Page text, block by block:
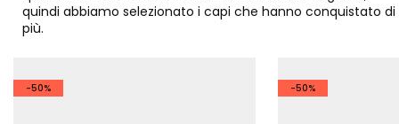
quindi abbiamo selezionato i capi che hanno conquistato di
più.
-50% -50%